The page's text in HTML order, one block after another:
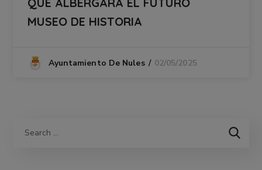
MUSEO DE HISTORIA
Ayuntamiento De Nules 02/05/2025